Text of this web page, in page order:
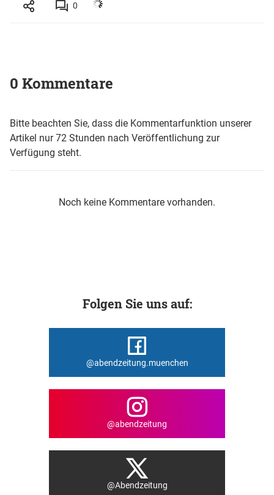
0
0 Kommentare
Bitte beachten Sie, dass die Kommentarfunktion unserer
Artikel nur 72 Stunden nach Veröffentlichung zur
Verfügung steht.
Noch keine Kommentare vorhanden.
Folgen Sie uns auf:
@abendzeitung.muenchen
@abendzeitung
@Abendzeitung